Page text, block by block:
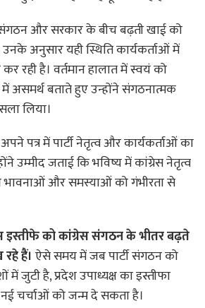
और सरकार के बीच बढ़ती खाई को
अनुसार यही स्थिति कार्यकर्ताओं में
रही है। वर्तमान हालात में स्वयं को
असमर्थ बताते हुए उन्होंने संगठनात्मक
लिया।
पत्र में पार्टी नेतृत्व और कार्यकर्ताओं का
उम्मीद जताई कि भविष्य में कांग्रेस नेतृत्व
भावनाओं और समस्याओं को गंभीरता से
इस्तीफे को कांग्रेस संगठन के भीतर बढ़ते
हैं। ऐसे समय में जब पार्टी संगठन को
जुटी है, प्रदेश उपाध्यक्ष का इस्तीफा
चर्चाओं को जन्म दे सकता है।